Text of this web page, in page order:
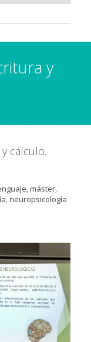
y
cálculo.
,máster,
,neuropsicología